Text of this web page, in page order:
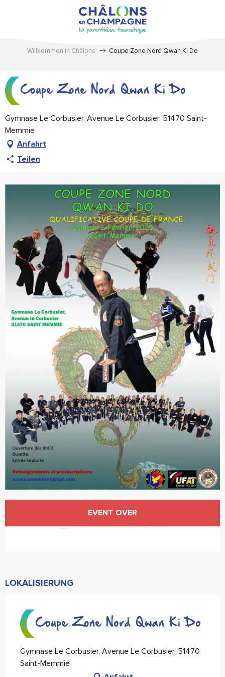
Willkommen in Châlons Coupe Zone Nord Qwan Ki Do
Coupe Zone Nord Qwan Ki Do
Gymnase Le Corbusier, Avenue Le Corbusier, 51470 Saint-
Memmie
Anfahrt
Teilen
EVENT OVER
KONTAKTIEREN SIE UNS
LOKALISIERUNG
Coupe Zone Nord Qwan Ki Do
Gymnase Le Corbusier, Avenue Le Corbusier, 51470
Saint-Memmie